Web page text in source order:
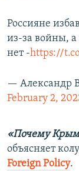
Россияне
из-за войны,
нет -https://
— Александр
February 2,
«Почему
объясняет
Foreign Рolicy.